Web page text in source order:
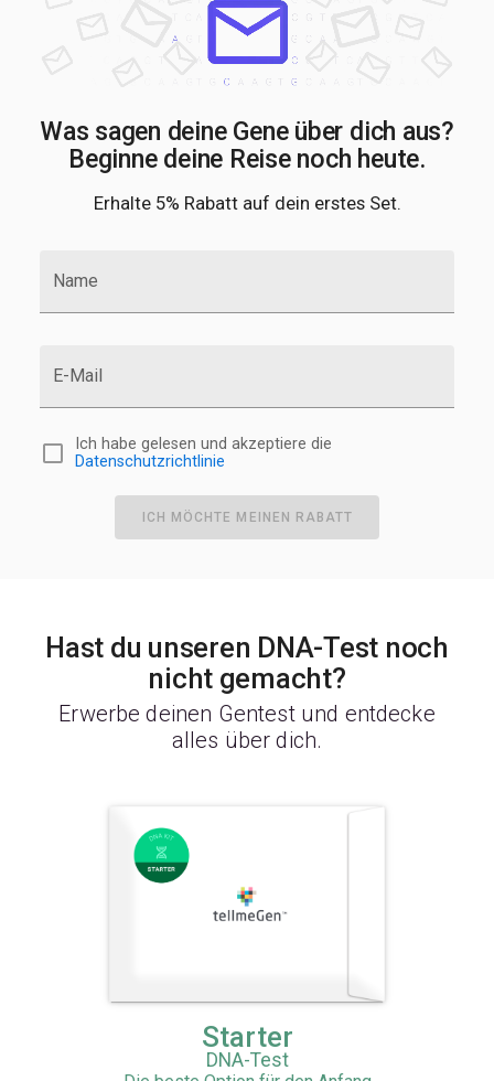
Was sagen deine Gene über dich aus?
Beginne deine Reise noch heute.
Erhalte 5% Rabatt auf dein erstes Set.
Name
E-Mail
Ich habe gelesen und akzeptiere die
Datenschutzrichtlinie
ICH MÖCHTE MEINEN RABATT
Hast du unseren DNA-Test noch
nicht gemacht?
Erwerbe deinen Gentest und entdecke
alles über dich.
Starter
DNA-Test